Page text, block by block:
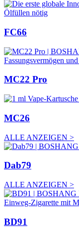
FC66
MC22 Pro
MC26
ALLE ANZEIGEN >
Dab79
ALLE ANZEIGEN >
BD91